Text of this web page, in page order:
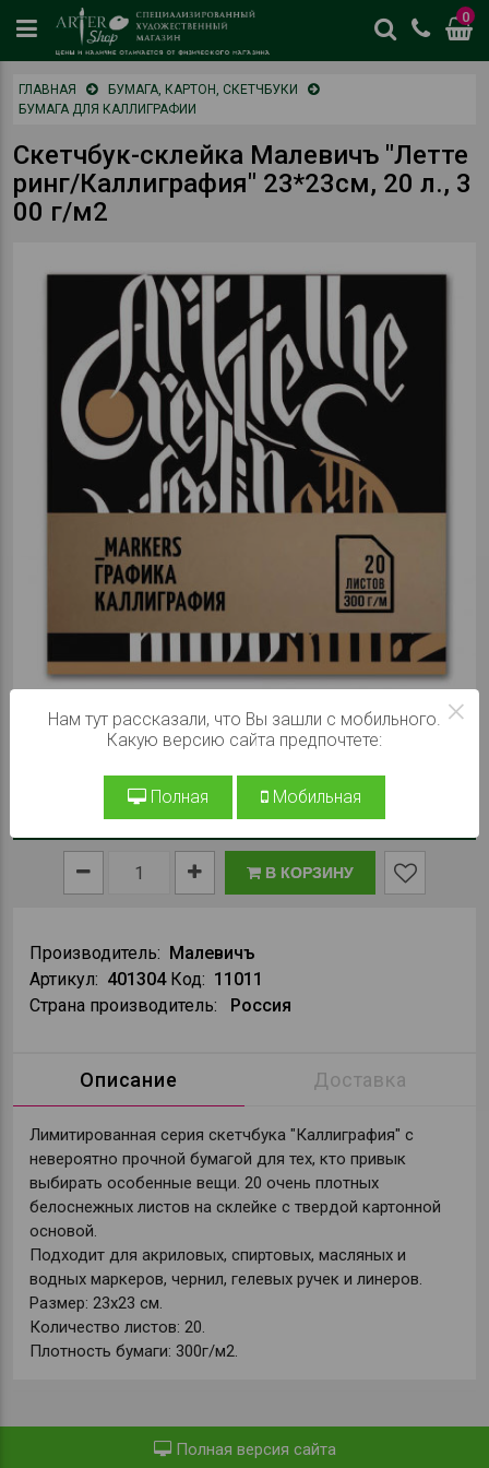
0
цены
от
ГЛАВНАЯ
БУМАГА, КАРТОН, СКЕТЧБУКИ
БУМАГА ДЛЯ КАЛЛИГРАФИИ
Скетчбук-склейка Малевичъ "Летте
ринг/Каллиграфия" 23*23см, 20 л., 3
00 г/м2
При заказе на сайте:815 ₽
В КОРЗИНУ
Производитель: Малевичъ
Артикул: 401304Код: 11011
Страна производитель:
Россия
Описание Доставка
Лимитированная серия скетчбука "Каллиграфия" с
невероятно прочной бумагой для тех, кто привык
выбирать особенные вещи. 20 очень плотных
белоснежных листов на склейке с твердой картонной
основой.
Подходит для акриловых, спиртовых, масляных и
водных маркеров, чернил, гелевых ручек и линеров.
Размер: 23х23 см.
Количество листов: 20.
Плотность бумаги: 300г/м2.
Полная версия сайта
×
Нам тут рассказали, что Вы зашли с мобильного.
Какую версию сайта предпочтете:
Полная Мобильная